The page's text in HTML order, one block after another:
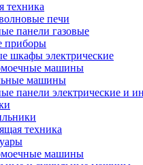
техника
печи
панели газовые
приборы
шкафы электрические
машины
машины
панели электрические и
техника
машины